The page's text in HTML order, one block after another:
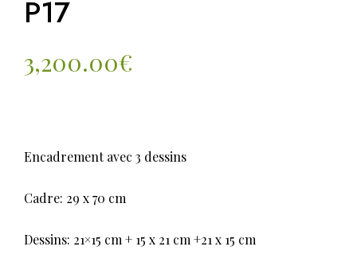
P17
3,200.00€
Encadrement avec 3 dessins
Cadre: 29 x 70 cm
Dessins: 21×15 cm + 15 x 21 cm +21 x 15 cm